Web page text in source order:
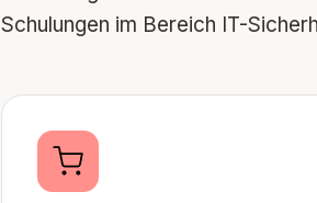
Schulungen im Bereich IT-